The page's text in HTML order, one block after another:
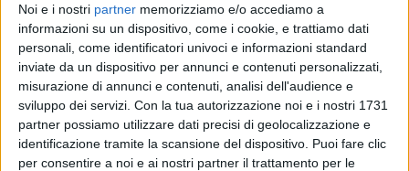
Noi e i nostri partner memorizziamo e/o accediamo a
informazioni su un dispositivo, come i cookie, e trattiamo dati
personali, come identificatori univoci e informazioni standard
inviate da un dispositivo per annunci e contenuti personalizzati,
misurazione di annunci e contenuti, analisi dell'audience e
sviluppo dei servizi. Con la tua autorizzazione noi e i nostri 1731
partner possiamo utilizzare dati precisi di geolocalizzazione e
identificazione tramite la scansione del dispositivo. Puoi fare clic
per consentire a noi e ai nostri partner il trattamento per le
È una “dedica all’amore impossibile” il nuovo
singolo di Lauro: “Comuni immortali” affronta infatti
un sentimento “assoluto e irrisolto”, per cui si
sarebbe disposti a tuttopur di riviverlo. “Un amore
dal respiro epico, che richiama l’immaginario dei
poemi omerici, in cui un comune mortale arriva a
sfidare gli dei pur di riaverlo”, si legge ancora nella
presentazione
del pezzo.